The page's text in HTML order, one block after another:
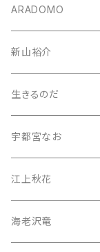
ARADOMO
新山裕介
生きるのだ
宇都宮なお
江上秋花
海老沢竜